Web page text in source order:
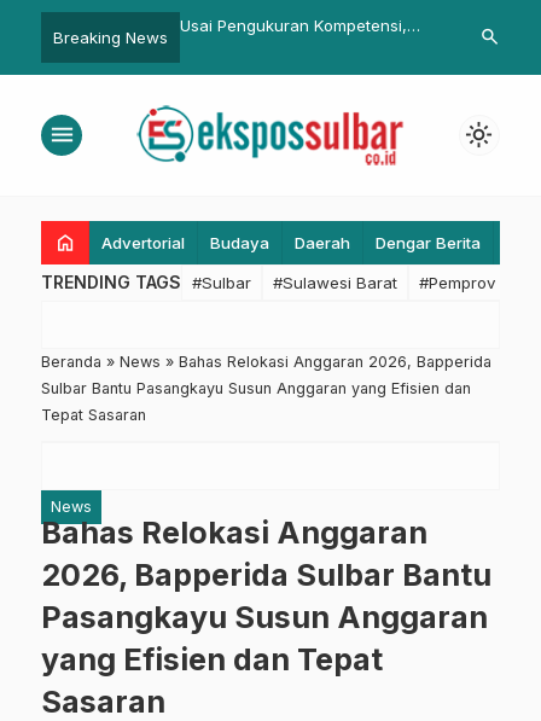
Breaking News
Sama Komdigi
Multimedia
Pemprov Sulbar
Pelayanan Prima, Prioritas Ponek
Pemda
search
menu light_mode
home Advertorial Budaya Daerah Dengar Berita
TRENDING TAGS #Sulbar #Sulawesi Barat #Pemprov
Beranda » News » Bahas Relokasi Anggaran 2026, Bapperida
Sulbar Bantu Pasangkayu Susun Anggaran yang Efisien dan
Tepat Sasaran
News
Bahas Relokasi Anggaran
2026, Bapperida Sulbar Bantu
Pasangkayu Susun Anggaran
yang Efisien dan Tepat
Sasaran